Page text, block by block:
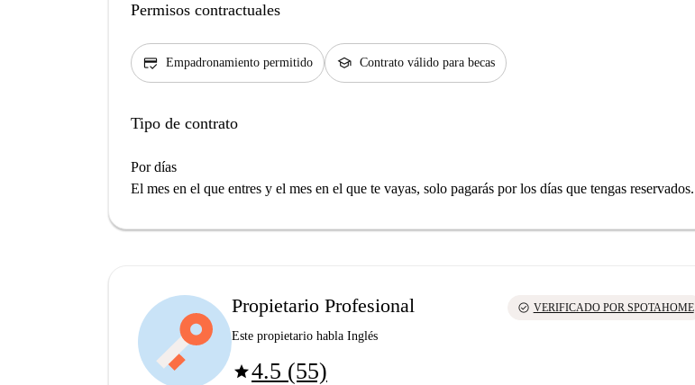
Permisos contractuales
credit_score Empadronamiento permitido school Contrato válido para becas
Tipo de contrato
Por días
El mes en el que entres y el mes en el que te vayas, solo pagarás por los días que tengas reservados.
Propietario Profesional
Este propietario habla Inglés
star4.5 (55)
check_circle VERIFICADO POR SPOTAHOME